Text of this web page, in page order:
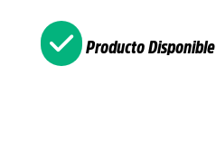
Producto Disponible